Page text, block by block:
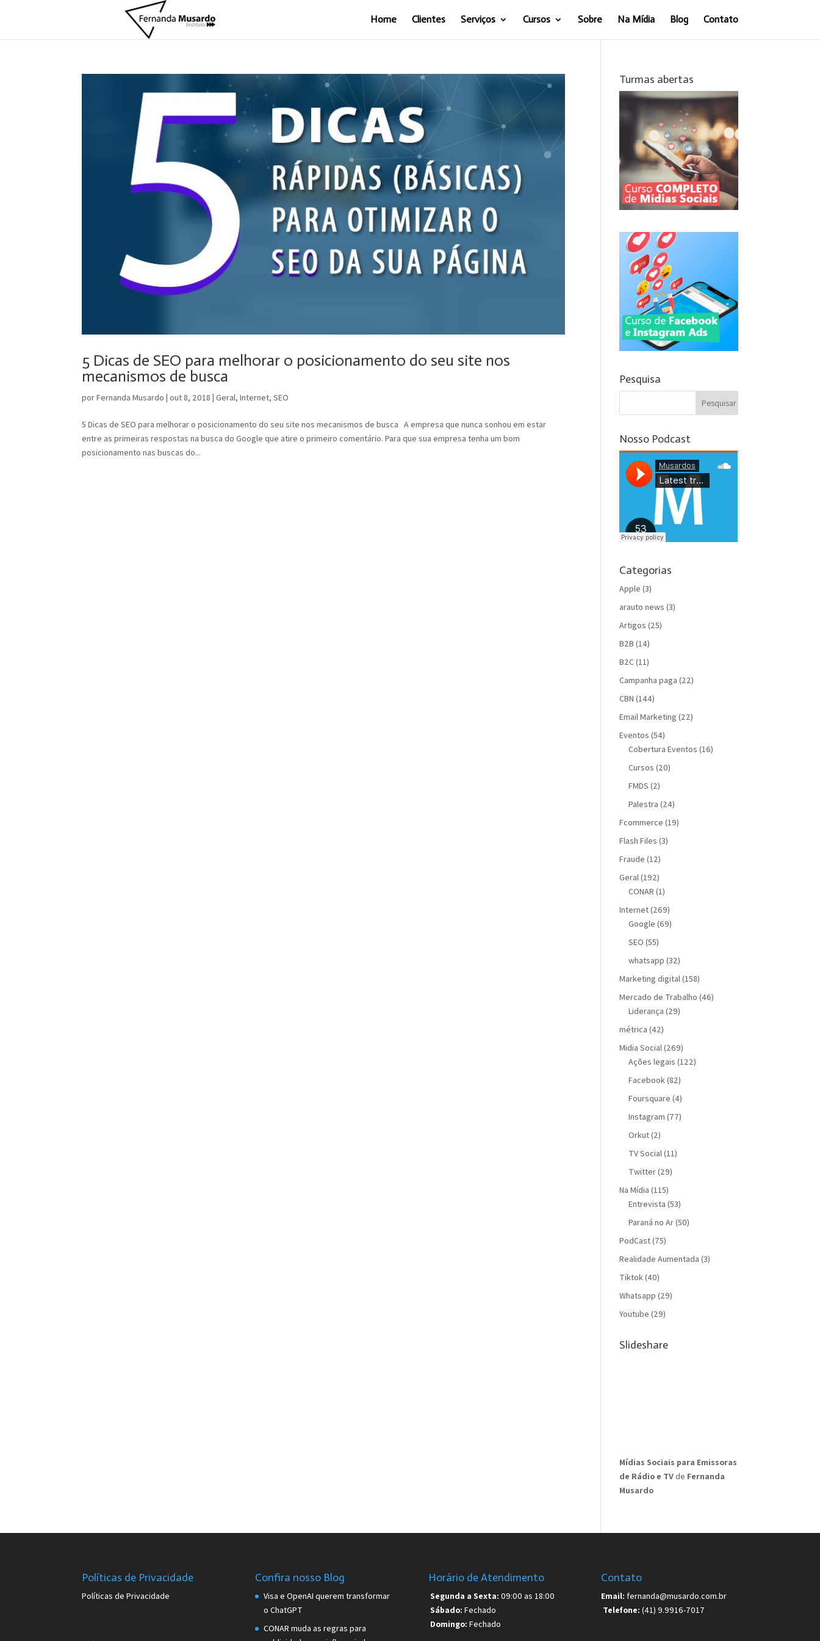
Home Clientes Serviços Cursos Sobre Na Mídia Blog Contato
5 Dicas de SEO para melhorar o posicionamento do seu site nos
mecanismos de busca
porFernanda Musardo |out 8, 2018 |Geral,Internet,SEO
5 Dicas de SEO para melhorar o posicionamento do seu site nos mecanismos de busca A empresa que nunca sonhou em estar
entre as primeiras respostas na busca do Google que atire o primeiro comentário. Para que sua empresa tenha um bom
posicionamento nas buscas do...
Turmas abertas
Pesquisa
Nosso Podcast
Categorias
Apple (3)
arauto news (3)
Artigos (25)
B2B (14)
B2C(11)
Campanha paga (22)
CBN (144)
Email Marketing (22)
Eventos (54)
Cobertura Eventos (16)
Cursos (20)
FMDS (2)
Palestra (24)
Fcommerce (19)
Flash Files (3)
Fraude (12)
Geral(192)
CONAR (1)
Internet(269)
Google (69)
SEO (55)
whatsapp (32)
Marketing digital(158)
Mercado de Trabalho (46)
Liderança (29)
métrica (42)
Midia Social(269)
Ações legais (122)
Facebook(82)
Foursquare (4)
Instagram (77)
Orkut(2)
TV Social(11)
Twitter(29)
Na Mídia (115)
Entrevista (53)
Paraná no Ar(50)
PodCast(75)
Realidade Aumentada (3)
Tiktok(40)
Whatsapp (29)
Youtube (29)
Slideshare
Mídias Sociais para Emissoras
de Rádio e TVde Fernanda
Musardo
Políticas de Privacidade
Políticas de Privacidade
Confira nosso Blog
Visa e OpenAI querem transformar
o ChatGPT
CONAR muda as regras para
Horário de Atendimento
Segunda a Sexta: 09:00 as 18:00
Sábado: Fechado
Domingo: Fechado
Contato
Email:fernanda@musardo.com.br
Telefone: (41) 9.9916-7017